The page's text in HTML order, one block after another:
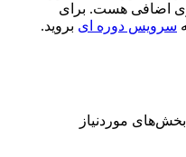
اضافی هست. برای
سرویس دوره ای بروید.
بخش‌های موردنیاز